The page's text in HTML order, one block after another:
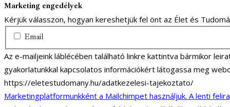
Marketing engedélyek
Kérjük válasszon, hogyan kereshetjük fel önt az Élet és
Email
Az e-mailjeink láblécében található linkre kattintva bármikor
gyakorlatunkkal kapcsolatos információkért látogassa meg
https://eletestudomany.hu/adatkezelesi-tajekoztato/
Marketingplatformunkként a Mailchimpet használjuk. A lenti